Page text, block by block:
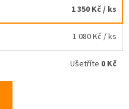
1 350 Kč/ ks
1 080 Kč / ks
Ušetříte 0 Kč